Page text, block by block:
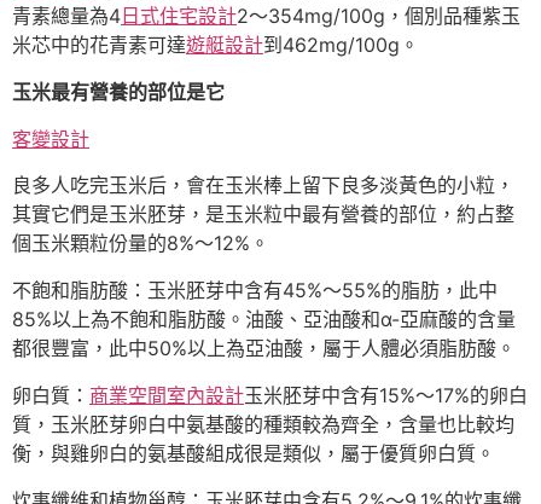
青素總量為4 日式住宅設計2～354mg/100g，個別品種紫玉
米芯中的花青素可達遊艇設計到462mg/100g。
玉米最有營養的部位是它
客變設計
良多人吃完玉米后，會在玉米棒上留下良多淡黃色的小粒，
其實它們是玉米胚芽，是玉米粒中最有營養的部位，約占整
個玉米顆粒份量的8%～12%。
不飽和脂肪酸：玉米胚芽中含有45%～55%的脂肪，此中
85%以上為不飽和脂肪酸。油酸、亞油酸和α-亞麻酸的含量
都很豐富，此中50%以上為亞油酸，屬于人體必須脂肪酸。
卵白質： 商業空間室內設計玉米胚芽中含有15%～17%的卵白
質，玉米胚芽卵白中氨基酸的種類較為齊全，含量也比較均
衡，與雞卵白的氨基酸組成很是類似，屬于優質卵白質。